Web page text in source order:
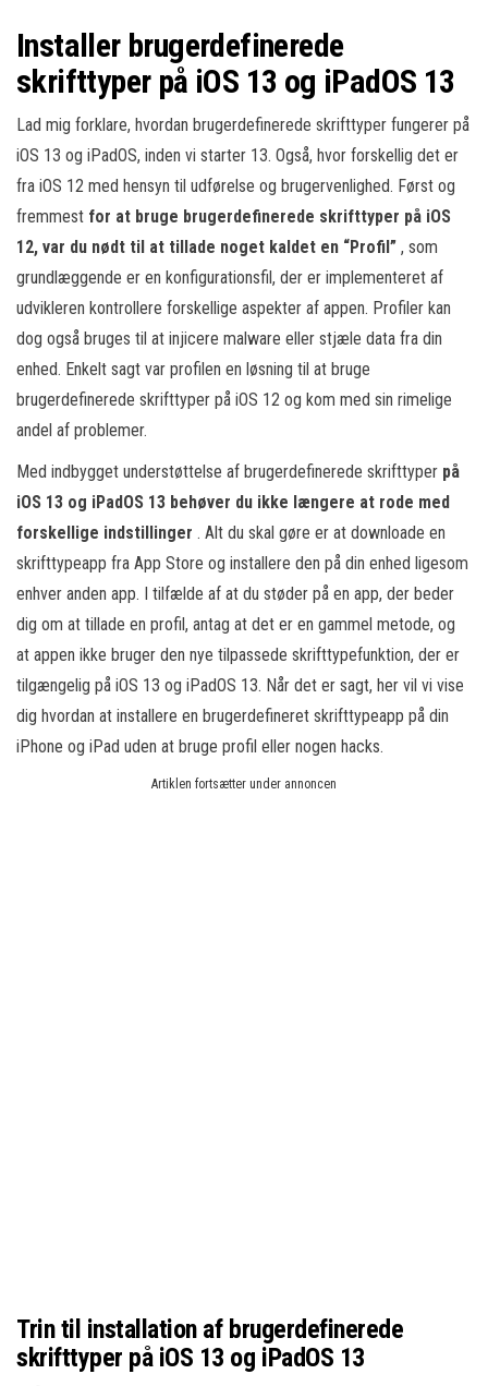
Installer brugerdefinerede
skrifttyper på iOS 13 og iPadOS 13
Lad mig forklare, hvordan brugerdefinerede skrifttyper fungerer på
iOS 13 og iPadOS, inden vi starter 13. Også, hvor forskellig det er
fra iOS 12 med hensyn til udførelse og brugervenlighed. Først og
fremmest for at bruge brugerdefinerede skrifttyper på iOS
12, var du nødt til at tillade noget kaldet en “Profil” , som
grundlæggende er en konfigurationsfil, der er implementeret af
udvikleren kontrollere forskellige aspekter af appen. Profiler kan
dog også bruges til at injicere malware eller stjæle data fra din
enhed. Enkelt sagt var profilen en løsning til at bruge
brugerdefinerede skrifttyper på iOS 12 og kom med sin rimelige
andel af problemer.
Med indbygget understøttelse af brugerdefinerede skrifttyper på
iOS 13 og iPadOS 13 behøver du ikke længere at rode med
forskellige indstillinger . Alt du skal gøre er at downloade en
skrifttypeapp fra App Store og installere den på din enhed ligesom
enhver anden app. I tilfælde af at du støder på en app, der beder
dig om at tillade en profil, antag at det er en gammel metode, og
at appen ikke bruger den nye tilpassede skrifttypefunktion, der er
tilgængelig på iOS 13 og iPadOS 13. Når det er sagt, her vil vi vise
dig hvordan at installere en brugerdefineret skrifttypeapp på din
iPhone og iPad uden at bruge profil eller nogen hacks.
Artiklen fortsætter under annoncen
Trin til installation af brugerdefinerede
skrifttyper på iOS 13 og iPadOS 13